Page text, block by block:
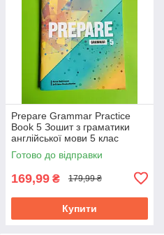
Prepare Grammar Practice
Book 5 Зошит з граматики
англійської мови 5 клас
Robinson Лінгвіст
Готово до відправки
169,99 ₴ 179,99 ₴
Купити